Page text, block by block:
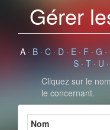
Gérer
A · B · C · D · E · F · G ·
S· T· U ·
Cliquez sur le
le concernant.
Nom